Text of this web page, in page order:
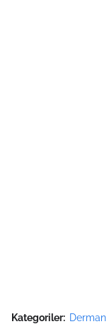
Kategoriler: